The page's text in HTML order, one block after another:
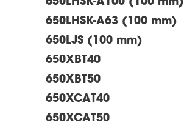
650LHSK-A63 (100 mm)
650LJS (100 mm)
650XBT40
650XBT50
650XCAT40
650XCAT50